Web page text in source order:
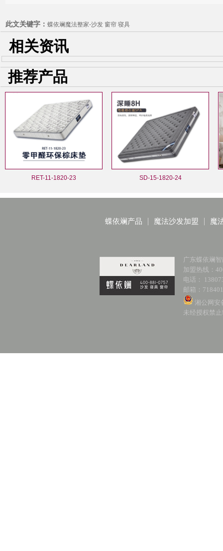
此文关键字： 蝶依斓魔法整家-沙发 窗帘 寝具
相关资讯
推荐产品
RET-11-1820-23 SD-15-1820-24
蝶依斓产品 魔法沙发加盟 魔
广东蝶依斓
加盟热线：
电话：
邮箱：
湘公网安
未经授权禁